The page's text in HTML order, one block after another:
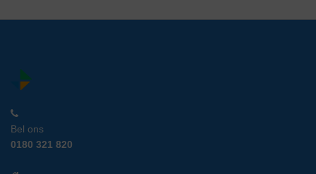
Bel ons
0180 321 820